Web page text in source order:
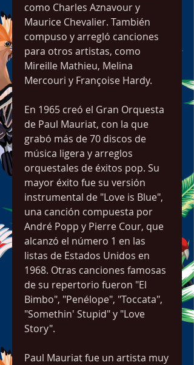
como Charles Aznavour y
Maurice Chevalier. También
compuso y arregló canciones
para otros artistas, como
Mireille Mathieu, Melina
Mercouri y Françoise Hardy.
En 1965 creó el Gran Orquesta
de Paul Mauriat, con la que
grabó más de 70 discos de
música ligera y arreglos
orquestales de éxitos pop. Su
mayor éxito fue su versión
instrumental de "Love is Blue",
una canción compuesta por
André Popp y Pierre Cour, que
alcanzó el número 1 en las
listas de Estados Unidos en
1968. Otras canciones famosas
de su repertorio fueron "El
Bimbo", "Penélope", "Toccata",
"Somethin' Stupid" y "Love
Story".
Paul Mauriat fue un artista muy